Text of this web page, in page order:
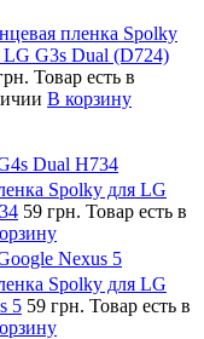
пленка Spolky
LG G3s Dual (D724)
Товар есть в
В корзину
Dual H734
Spolky для LG
59 грн. Товар есть в
Nexus 5
Spolky для LG
5 59 грн. Товар есть в